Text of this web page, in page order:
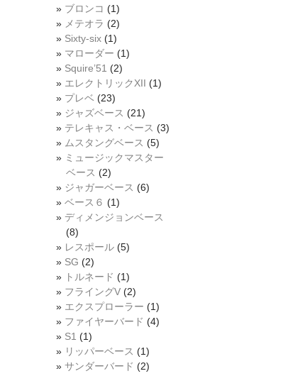
ブロンコ (1)
メテオラ (2)
Sixty-six (1)
マローダー (1)
Squire’51 (2)
エレクトリックXII (1)
プレベ (23)
ジャズベース (21)
テレキャス・ベース (3)
ムスタングベース (5)
ミュージックマスター
ベース (2)
ジャガーベース (6)
ベース６ (1)
ディメンジョンベース
(8)
レスポール (5)
SG (2)
トルネード (1)
フライングV (2)
エクスプローラー (1)
ファイヤーバード (4)
S1 (1)
リッパーベース (1)
サンダーバード (2)